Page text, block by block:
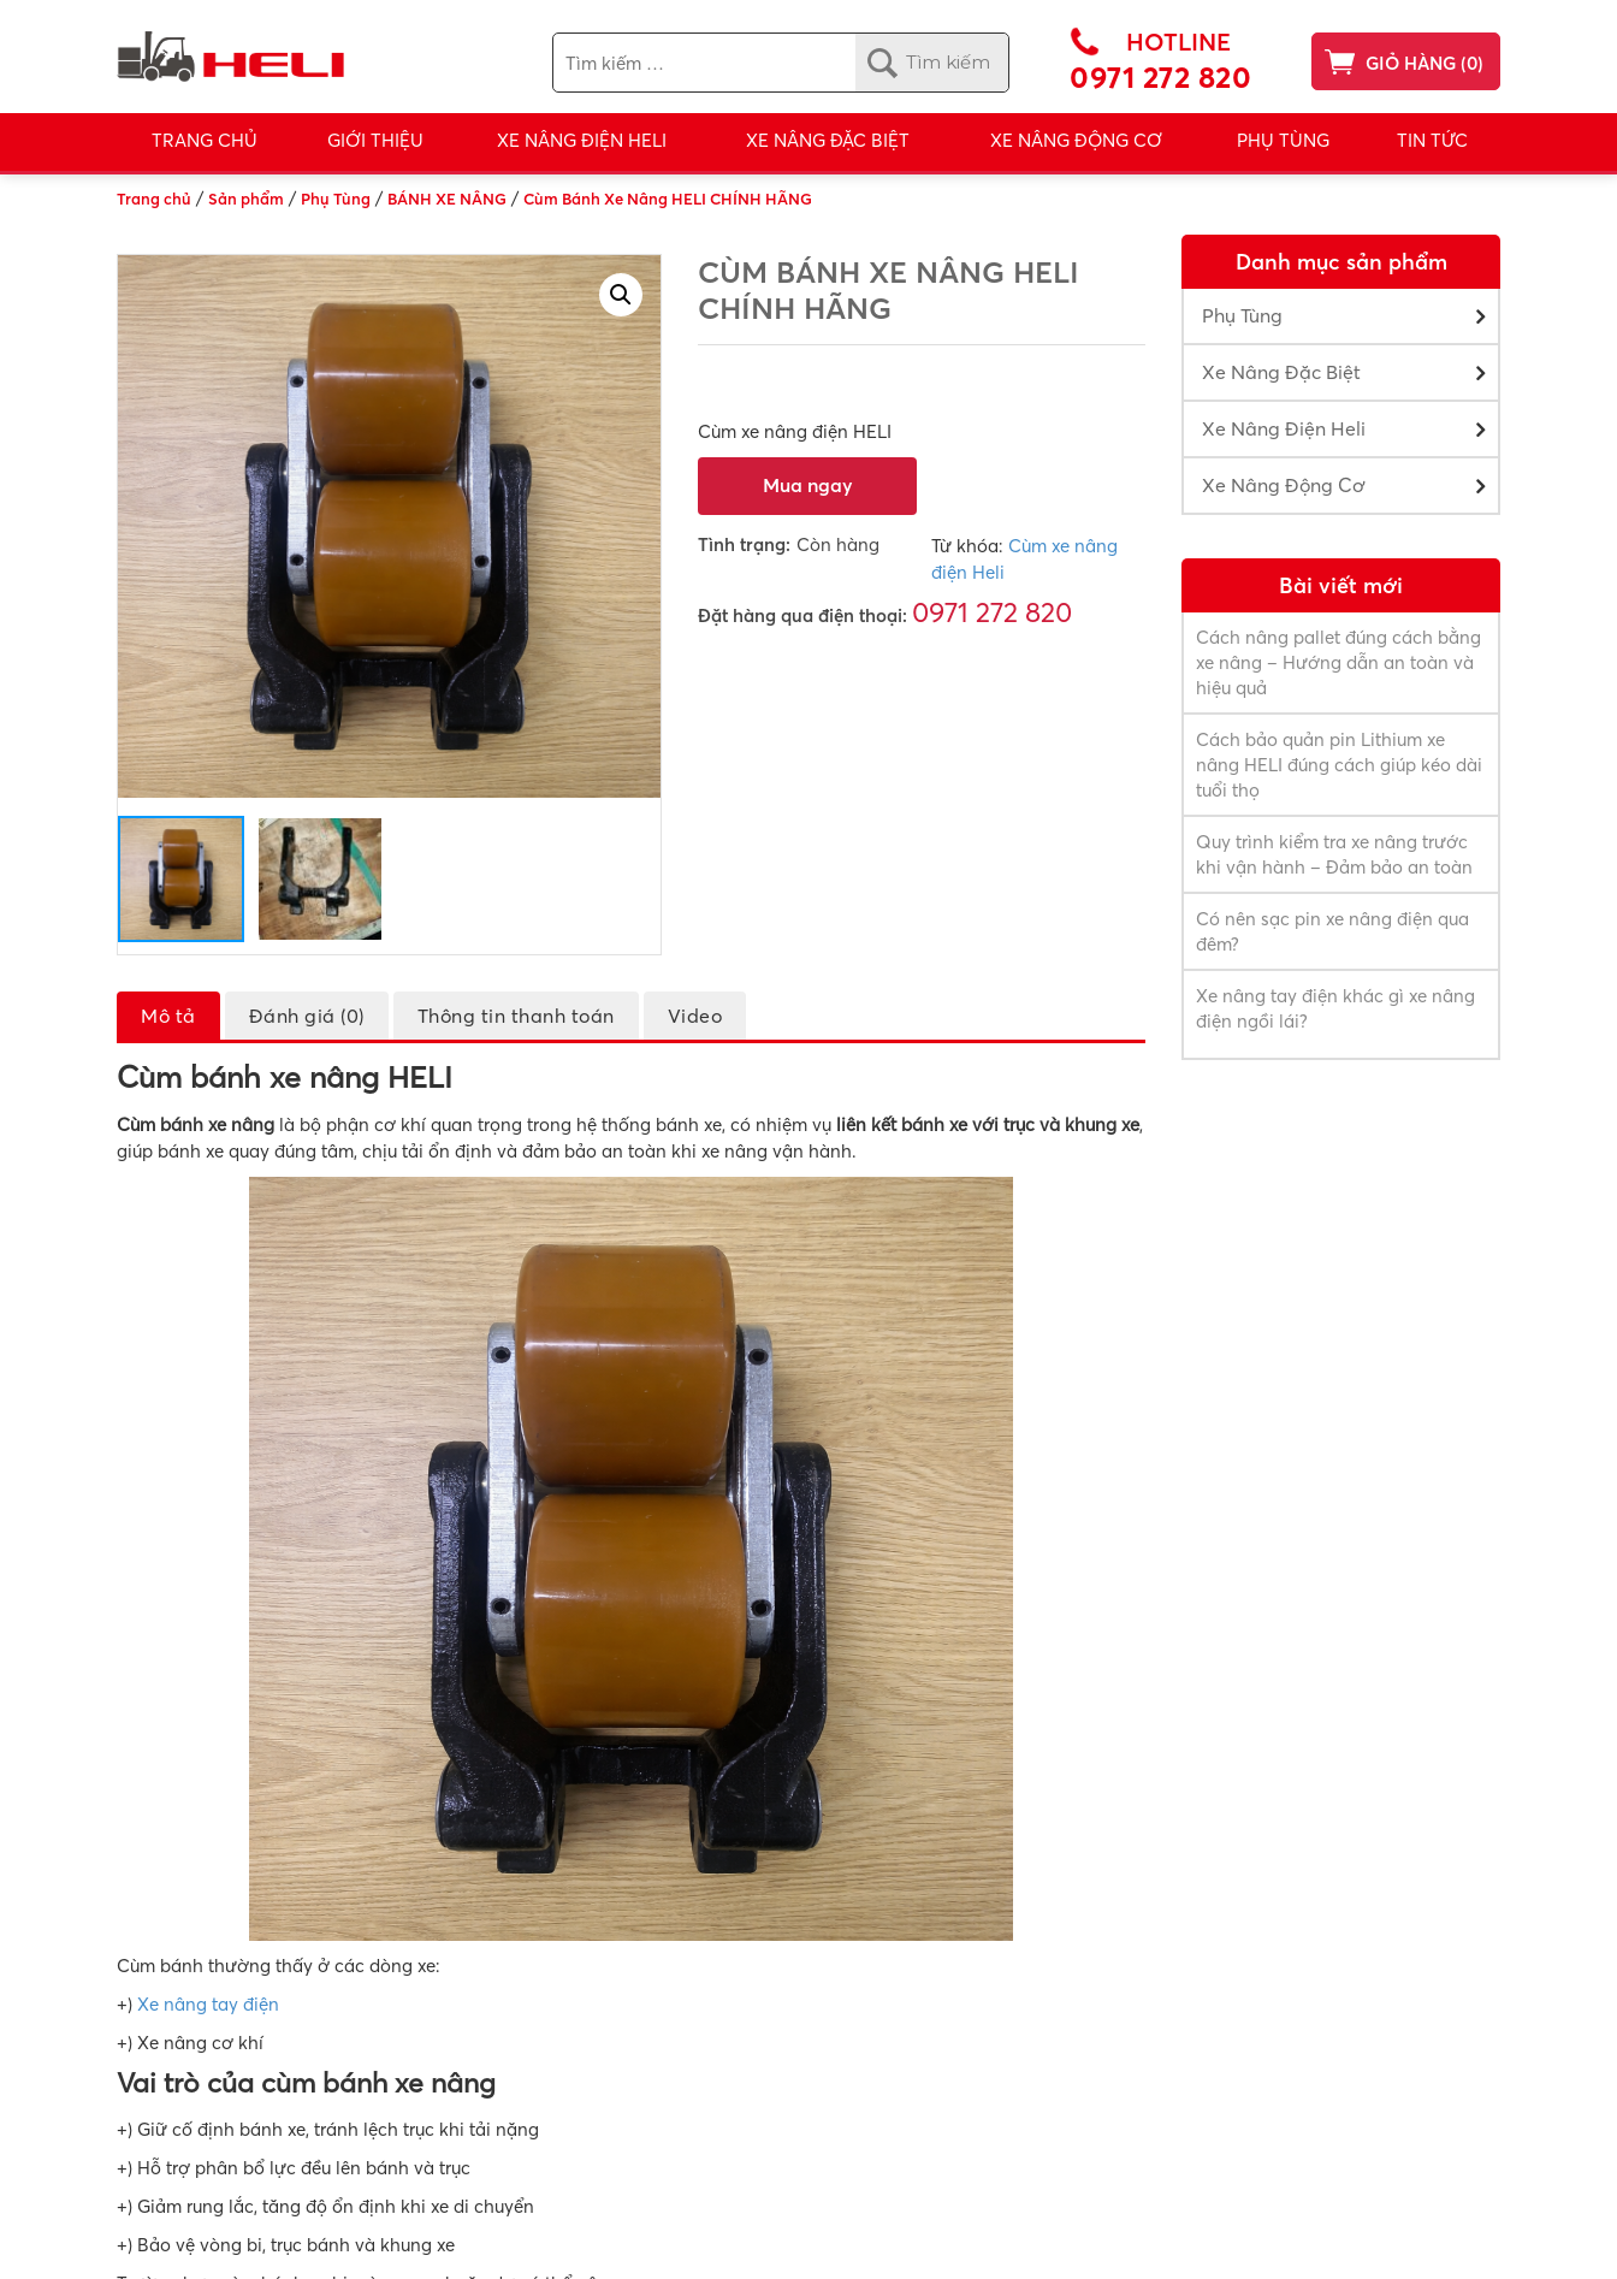
GIỎ HÀNG (0)
HOTLINE
0971 272 820
TRANG CHỦ GIỚI THIỆU XE NÂNG ĐIỆN HELI XE NÂNG ĐẶC BIỆT XE NÂNG ĐỘNG CƠ PHỤ TÙNG TIN TỨC
Trang chủ /Sản phẩm / Phụ Tùng / BÁNH XE NÂNG /Cùm Bánh Xe Nâng HELI CHÍNH HÃNG
CÙM BÁNH XE NÂNG HELI
CHÍNH HÃNG
Cùm xe nâng điện HELI
Mua ngay
Tình trạng: Còn hàng Từ khóa: Cùm xe nâng
điện Heli
Đặt hàng qua điện thoại: 0971 272 820
Mô tả Đánh giá (0) Thông tin thanh toán Video
Cùm bánh xe nâng HELI
Cùm bánh xe nâng là bộ phận cơ khí quan trọng trong hệ thống bánh xe, có nhiệm vụ liên kết bánh xe với trục và khung xe,
giúp bánh xe quay đúng tâm, chịu tải ổn định và đảm bảo an toàn khi xe nâng vận hành.
Cùm bánh thường thấy ở các dòng xe:
+) Xe nâng tay điện
+) Xe nâng cơ khí
Vai trò của cùm bánh xe nâng
+) Giữ cố định bánh xe, tránh lệch trục khi tải nặng
+) Hỗ trợ phân bổ lực đều lên bánh và trục
+) Giảm rung lắc, tăng độ ổn định khi xe di chuyển
+) Bảo vệ vòng bi, trục bánh và khung xe
Danh mục sản phẩm
Phụ Tùng
Xe Nâng Đặc Biệt
Xe Nâng Điện Heli
Xe Nâng Động Cơ
Bài viết mới
Cách nâng pallet đúng cách bằng
xe nâng – Hướng dẫn an toàn và
hiệu quả
Cách bảo quản pin Lithium xe
nâng HELI đúng cách giúp kéo dài
tuổi thọ
Quy trình kiểm tra xe nâng trước
khi vận hành – Đảm bảo an toàn
Có nên sạc pin xe nâng điện qua
đêm?
Xe nâng tay điện khác gì xe nâng
điện ngồi lái?